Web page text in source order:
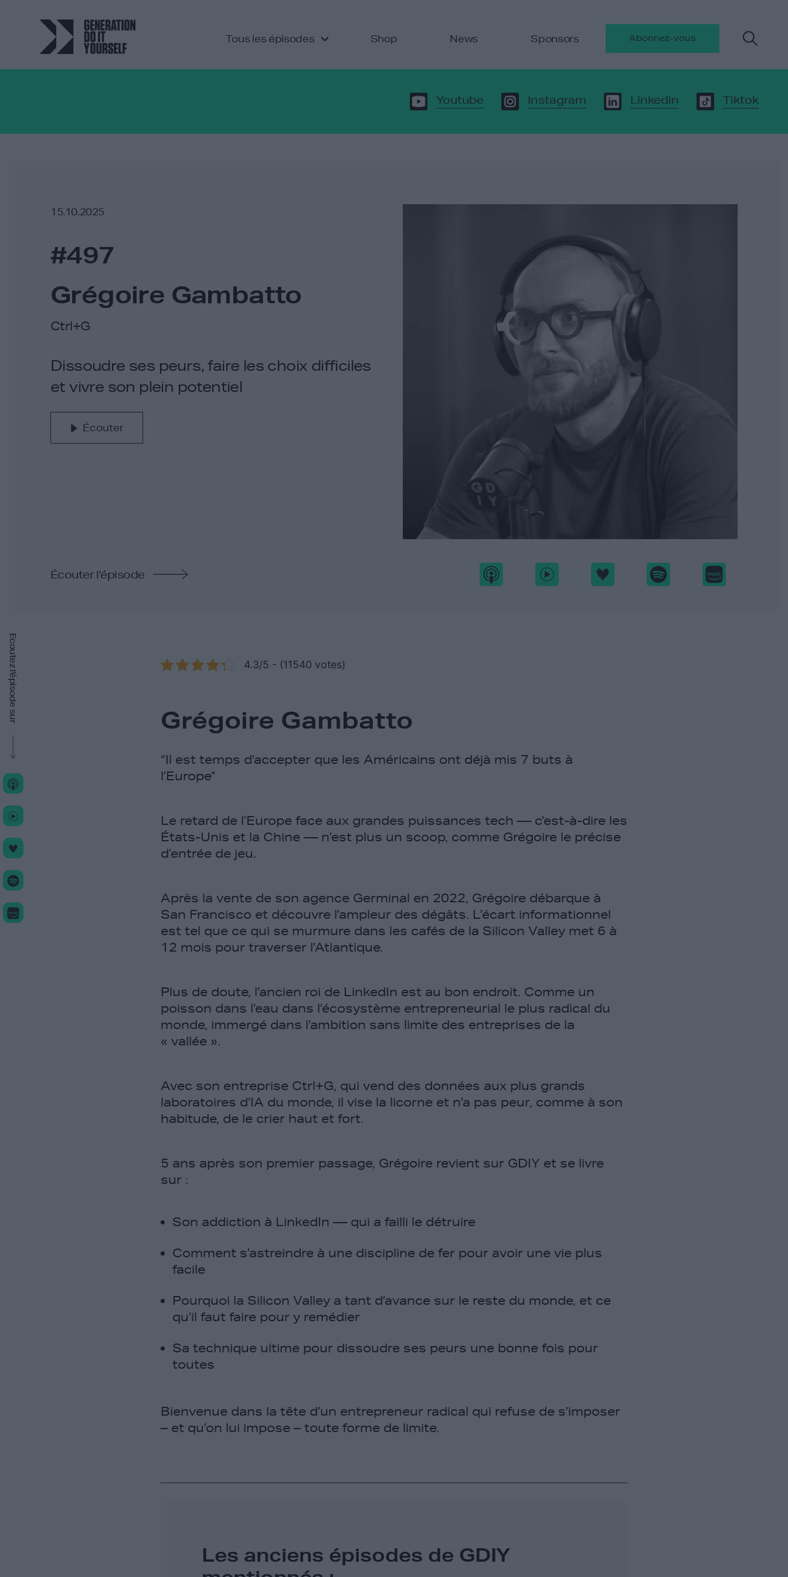
Tous les épisodes Shop News Sponsors Abonnez-vous
Youtube Instagram Linkedin Tiktok
15.10.2025
#497
Grégoire Gambatto
Ctrl+G
Dissoudre ses peurs, faire les choix difficiles
et vivre son plein potentiel
Écouter
Écouter l’épisode
Ecoutez l'épisode sur 4.3/5 - (11540 votes)
Grégoire Gambatto
“Il est temps d’accepter que les Américains ont déjà mis 7 buts à
l’Europe”
Le retard de l’Europe face aux grandes puissances tech — c’est-à-dire les
États-Unis et la Chine — n’est plus un scoop, comme Grégoire le précise
d’entrée de jeu.
Après la vente de son agence Germinal en 2022, Grégoire débarque à
San Francisco et découvre l’ampleur des dégâts. L’écart informationnel
est tel que ce qui se murmure dans les cafés de la Silicon Valley met 6 à
12 mois pour traverser l’Atlantique.
Plus de doute, l’ancien roi de LinkedIn est au bon endroit. Comme un
poisson dans l’eau dans l’écosystème entrepreneurial le plus radical du
monde, immergé dans l’ambition sans limite des entreprises de la
« vallée ».
Avec son entreprise Ctrl+G, qui vend des données aux plus grands
laboratoires d’IA du monde, il vise la licorne et n’a pas peur, comme à son
habitude, de le crier haut et fort.
5 ans après son premier passage, Grégoire revient sur GDIY et se livre
sur :
Son addiction à LinkedIn — qui a failli le détruire
Comment s’astreindre à une discipline de fer pour avoir une vie plus
facile
Pourquoi la Silicon Valley a tant d’avance sur le reste du monde, et ce
qu’il faut faire pour y remédier
Sa technique ultime pour dissoudre ses peurs une bonne fois pour
toutes
Bienvenue dans la tête d’un entrepreneur radical qui refuse de s’imposer
– et qu’on lui impose – toute forme de limite.
Les anciens épisodes de GDIY